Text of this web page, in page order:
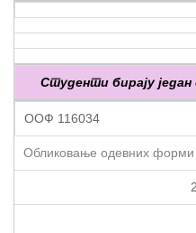
Студенти бирају
ООФ 116034
Обликовање одевних форми